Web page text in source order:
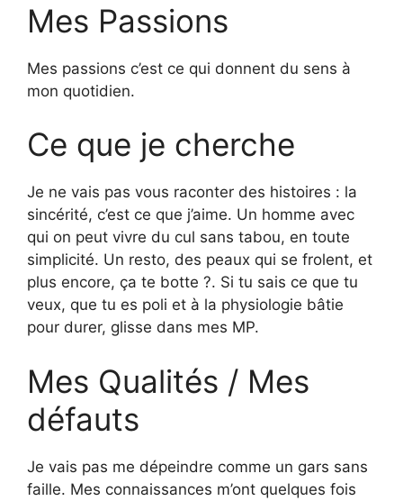
Mes Passions
Mes passions c’est ce qui donnent du sens à
mon quotidien.
Ce que je cherche
Je ne vais pas vous raconter des histoires : la
sincérité, c’est ce que j’aime. Un homme avec
qui on peut vivre du cul sans tabou, en toute
simplicité. Un resto, des peaux qui se frolent, et
plus encore, ça te botte ?. Si tu sais ce que tu
veux, que tu es poli et à la physiologie bâtie
pour durer, glisse dans mes MP.
Mes Qualités / Mes
défauts
Je vais pas me dépeindre comme un gars sans
faille. Mes connaissances m’ont quelques fois